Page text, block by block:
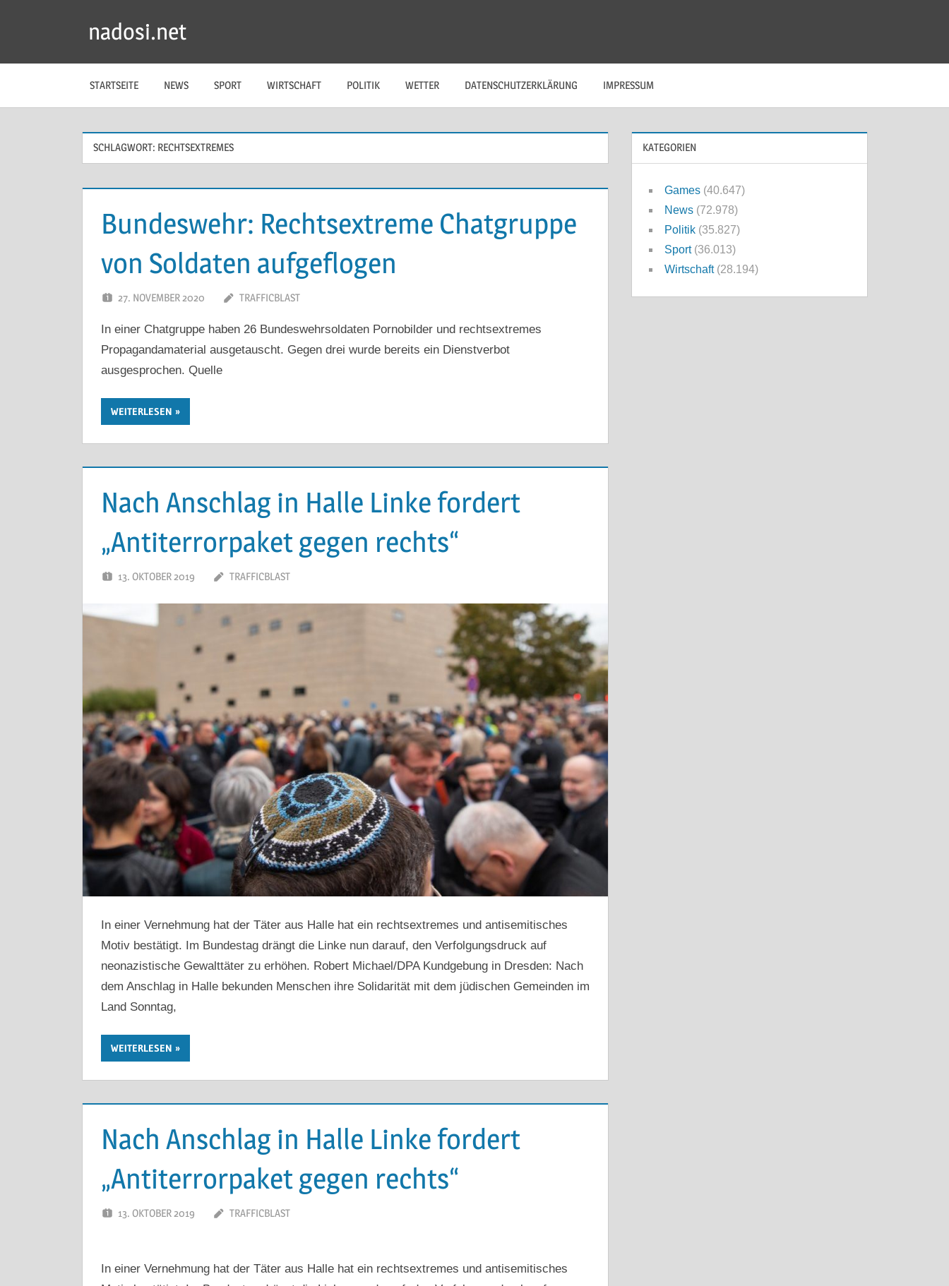
nadosi.net
STARTSEITE NEWS SPORT WIRTSCHAFT POLITIK WETTER DATENSCHUTZERKLÄRUNG IMPRESSUM
SCHLAGWORT: RECHTSEXTREMES
Bundeswehr: Rechtsextreme Chatgruppe
von Soldaten aufgeflogen
27. NOVEMBER 2020 TRAFFICBLAST
In einer Chatgruppe haben 26 Bundeswehrsoldaten Pornobilder und rechtsextremes
Propagandamaterial ausgetauscht. Gegen drei wurde bereits ein Dienstverbot
ausgesprochen. Quelle
WEITERLESEN
Nach Anschlag in Halle Linke fordert
„Antiterrorpaket gegen rechts“
13. OKTOBER 2019 TRAFFICBLAST
In einer Vernehmung hat der Täter aus Halle hat ein rechtsextremes und antisemitisches
Motiv bestätigt. Im Bundestag drängt die Linke nun darauf, den Verfolgungsdruck auf
neonazistische Gewalttäter zu erhöhen. Robert Michael/DPA Kundgebung in Dresden: Nach
dem Anschlag in Halle bekunden Menschen ihre Solidarität mit dem jüdischen Gemeinden im
Land Sonntag,
WEITERLESEN
Nach Anschlag in Halle Linke fordert
„Antiterrorpaket gegen rechts“
13. OKTOBER 2019 TRAFFICBLAST
In einer Vernehmung hat der Täter aus Halle hat ein rechtsextremes und antisemitisches
KATEGORIEN
Games (40.647)
News (72.978)
Politik (35.827)
Sport(36.013)
Wirtschaft(28.194)